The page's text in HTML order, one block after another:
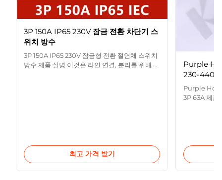
3P 150A IP65 230V 잠금 전환 차단기 스
위치 방수
3P 150A IP65 230V 잠금형 전환 절연체 스위치
방수 제품 설명 이것은 라인 연결, 분리를 위해 사
제품은 좋은 안정성과 높은 온-오프 역량을 가지
고 ...
최고 가격 받기
Purple
230-440V
Purple Horn
3P 63A 제
SEMKO,
(A) 평가된